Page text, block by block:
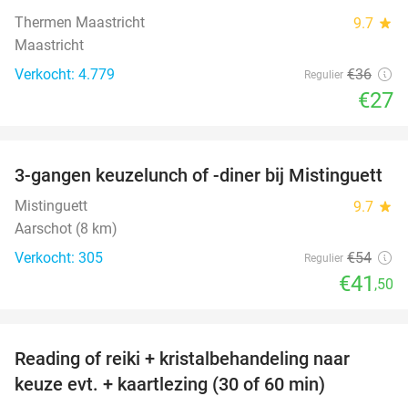
Thermen Maastricht 9.7 star
Maastricht
Verkocht: 4.779
Regulier €36
€27
23%
3-gangen keuzelunch of -diner bij Mistinguett
Mistinguett 9.7 star
Aarschot (8 km)
Verkocht: 305
Regulier €54
€41 ,50
Reading of reiki + kristalbehandeling naar
keuze evt. + kaartlezing (30 of 60 min)